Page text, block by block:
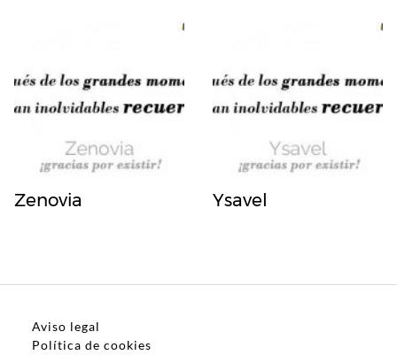
Zenovia Ysavel
Aviso legal
Política de cookies